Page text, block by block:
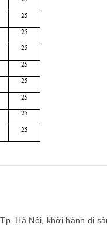
Hà Nội, khởi hành đi
Lan… và hôm nay sau tour